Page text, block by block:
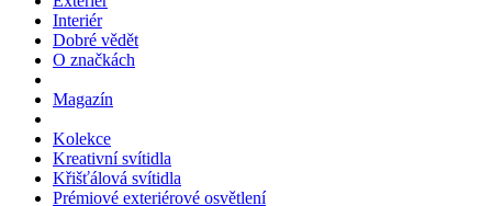
Interiér
Dobré vědět
O značkách
Magazín
Kolekce
Kreativní svítidla
Křišťálová svítidla
Prémiové exteriérové osvětlení